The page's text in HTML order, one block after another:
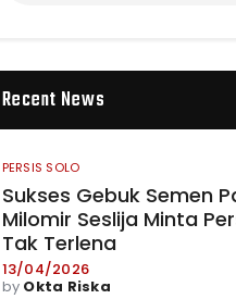
Recent News
PERSIS SOLO
Sukses Gebuk Semen
Milomir Seslija Minta
Tak Terlena
13/04/2026
by Okta Riska